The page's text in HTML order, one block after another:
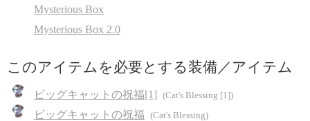
Mysterious Box
Mysterious Box 2.0
このアイテムを必要とする装備／アイテム
ビッグキャットの祝福[1] (Cat's Blessing [1])
ビッグキャットの祝福 (Cat's Blessing)